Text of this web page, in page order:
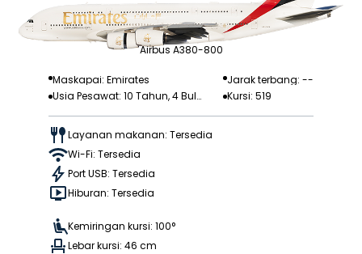
Airbus A380-800
Maskapai: Emirates
Jarak terbang: --
Usia Pesawat: 10 Tahun, 4 Bula
n
Kursi: 519
Layanan makanan: Tersedia
Wi-Fi: Tersedia
Port USB: Tersedia
Hiburan: Tersedia
Kemiringan kursi: 100°
Lebar kursi: 46 cm